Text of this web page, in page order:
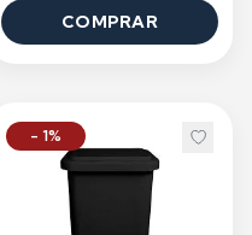
COMPRAR
- 1%